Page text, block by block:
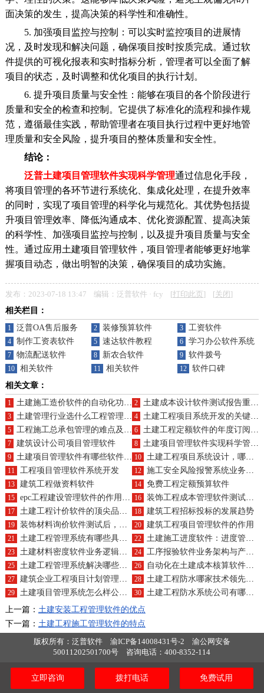
面决策的发生，提高决策的科学性和准确性。
5. 加强项目监控与控制：可以实时监控项目的进展情
况，及时发现和解决问题，确保项目按时按质完成。通过软
件提供的可视化报表和实时指标分析，管理者可以全面了解
项目的状态，及时调整和优化项目的执行计划。
6. 提升项目质量与安全性：能够在项目的各个阶段进行
质量和安全的检查和控制。它提供了标准化的流程和操作规
范，遵循最佳实践，帮助管理者在项目执行过程中更好地管
理质量和安全风险，提升项目的整体质量和安全性。
结论：
泛普土建项目管理软件实现科学管理通过信息化手段，
将项目管理的各环节进行系统化、集成化处理，在提升效率
的同时，实现了项目管理的科学化与规范化。其优势包括提
升项目管理效率、降低沟通成本、优化资源配置、提高决策
的科学性、加强项目监控与控制，以及提升项目质量与安全
性。通过应用土建项目管理软件，项目管理者能够更好地掌
握项目动态，做出明智的决策，确保项目的成功实施。
发布：2023-07-18 13:47 编辑：泛普软件 · fcy [打印此页] [关闭 ]
相关栏目：
1 泛普OA售后服务 2 装修预算软件 3 工资软件
4 制作工资表软件 5 速达软件教程 6 学习办公软件系统
7 物流配送软件 8 新农合软件 9 软件拨号
10 相关软件 11 相关软件 12
软件口碑
相关文章：
1 土建施工造价软件的自动化功能有哪些？主要软件推荐？ 2 土建成本设计软件测试报告重点何在？售后支持如何？
3 土建管理行业选什么工程管理软件好用 4 土建工程项目系统开发的关键技术有哪些？
5 工程施工总承包管理的难点及如何管理 6 土建工程定额软件的年度订阅费用是多少？
7 建筑设计公司项目管理软件 8 土建项目管理软件实现科学管理的特点
9 土建项目管理软件有哪些软件公司 10 土建工程项目系统设计，哪种方案更完美？
11 工程项目管理软件系统开发 12 施工安全风险报警系统业务一体化如何实现？产品结构？
13 建筑工程做资料软件 14 免费工程定额预算软件
15 epc工程建设管理软件的作用是什么 16 装饰工程成本管理软件测试与安全客服渠道？
17 土建工程计价软件的顶尖品牌及套装价格？ 18 建筑工程招标投标的发展趋势
19 装饰材料询价软件测试后，人工客服支持如何跟进？ 20 建筑工程项目管理软件的作用
21 土建工程管理系统有哪些具体软件 22 土建施工进度软件：进度管理像玩游戏，计划任务不费力，质量管理有秘籍
23 土建材料密度软件业务逻辑与产品认证标准探讨？ 24 工序报验软件业务架构与产品认证标准是怎样的？
25 土建工程管理系统解决哪些问题 26 自动化在土建成本核算软件中如何体现？有哪些软件公司值得关注？
27 建筑企业工程项目计划管理软件多少钱 28 土建工程防水哪家技术领先又可靠？购买指南
29 土建项目管理系统怎么样公司有哪些 30
土建工程防水系统公司有哪些？它们如何保障工程质量？
上一篇： 土建安装工程管理软件的优点
下一篇： 土建工程施工管理软件的特点
版权所有：泛普软件
渝ICP备14008431号-2
渝公网安备
50011202501700号
咨询电话：400-8352-114
立即咨询 拨打电话 免费试用